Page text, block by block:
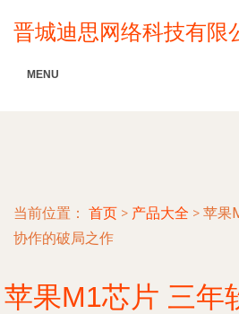
晋城迪思网络科技有限
MENU
当前位置： 首页 > 产品大全 > 苹果
协作的破局之作
苹果M1芯片 三年